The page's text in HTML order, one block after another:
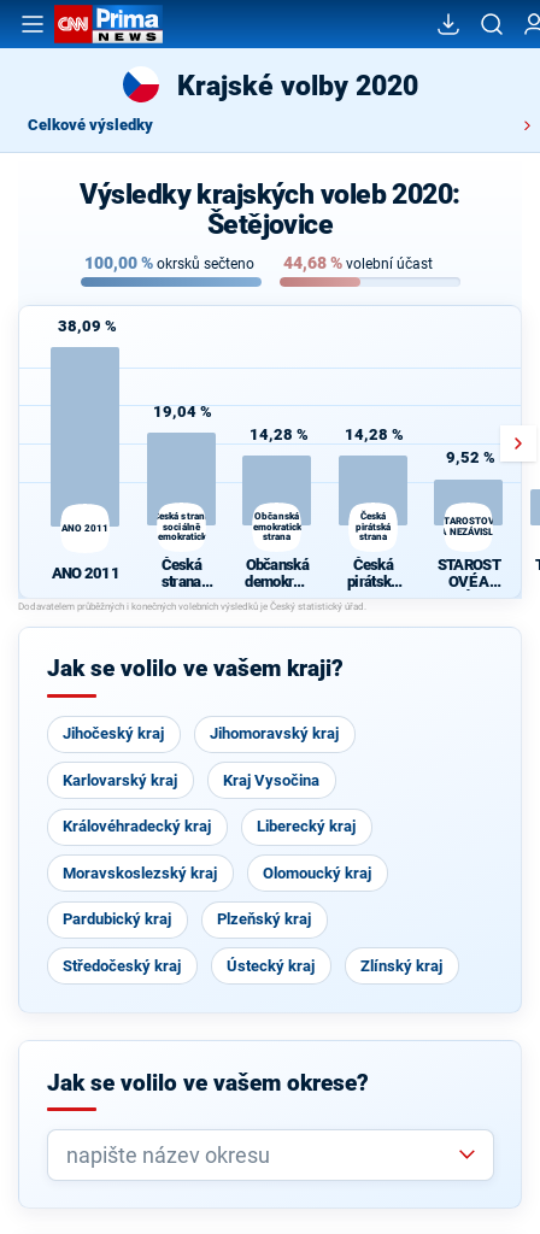
Krajské volby 2020
Celkové výsledky
Výsledky krajských voleb 2020:
Šetějovice
100,00% okrsků sečteno 44,68% volební účast
38,09 %
ANO 2011
ANO 2011
19,04 %
Česká strana
sociálně
demokratická
Česká
strana
sociálně
demokrati
cká
14,28 %
Občanská
demokratická
strana
Občanská
demokrati
cká strana
14,28 %
Česká
pirátská
strana
Česká
pirátská
strana
9,52 %
STAROSTOVÉ
A NEZÁVISLÍ
STAROST
OVÉ A
NEZÁVISL
Jak se volilo ve vašem kraji?
Jihočeský kraj Jihomoravský kraj
Karlovarský kraj Kraj Vysočina
Královéhradecký kraj Liberecký kraj
Moravskoslezský kraj Olomoucký kraj
Pardubický kraj Plzeňský kraj
Středočeský kraj Ústecký kraj Zlínský kraj
Jak se volilo ve vašem okrese?